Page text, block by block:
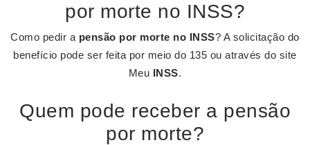
por morte no INSS?
Como pedir a pensão por morte no INSS? A solicitação do
benefício pode ser feita por meio do 135 ou através do site
Meu INSS.
Quem pode receber a pensão
por morte?